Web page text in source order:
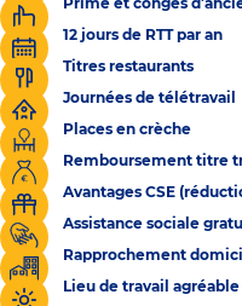
12 jours de RTT par an
Titres restaurants
Journées de télétravail
Places en crèche
Remboursement titre
Avantages CSE
Assistance sociale
Rapprochement
Lieu de travail